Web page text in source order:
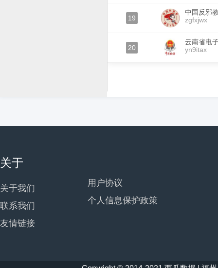
19
中国反邪
zgfxjwx
20
云南省电
yn9itax
关于
关于我们
联系我们
友情链接
用户协议
个人信息保护政策